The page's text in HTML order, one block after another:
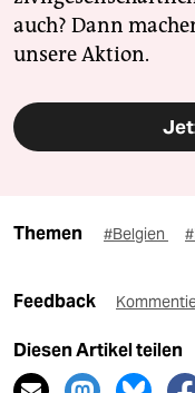
auch? Dann
unsere Aktion.
Themen #Belgien
Feedback
Diesen Artikel teilen